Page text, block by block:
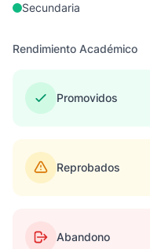
Secundaria
Rendimiento Académico
Promovidos
Reprobados
Abandono